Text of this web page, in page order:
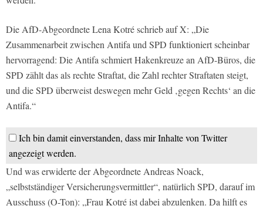
Die AfD-Abgeordnete Lena Kotré schrieb auf X: „Die
Zusammenarbeit zwischen Antifa und SPD funktioniert scheinbar
hervorragend: Die Antifa schmiert Hakenkreuze an AfD-Büros, die
SPD zählt das als rechte Straftat, die Zahl rechter Straftaten steigt,
und die SPD überweist deswegen mehr Geld ‚gegen Rechts‘ an die
Antifa.“
Ich bin damit einverstanden, dass mir Inhalte von Twitter
angezeigt werden.
Und was erwiderte der Abgeordnete Andreas Noack,
„selbstständiger Versicherungsvermittler“, natürlich SPD, darauf im
Ausschuss (O-Ton): „Frau Kotré ist dabei abzulenken. Da hilft es